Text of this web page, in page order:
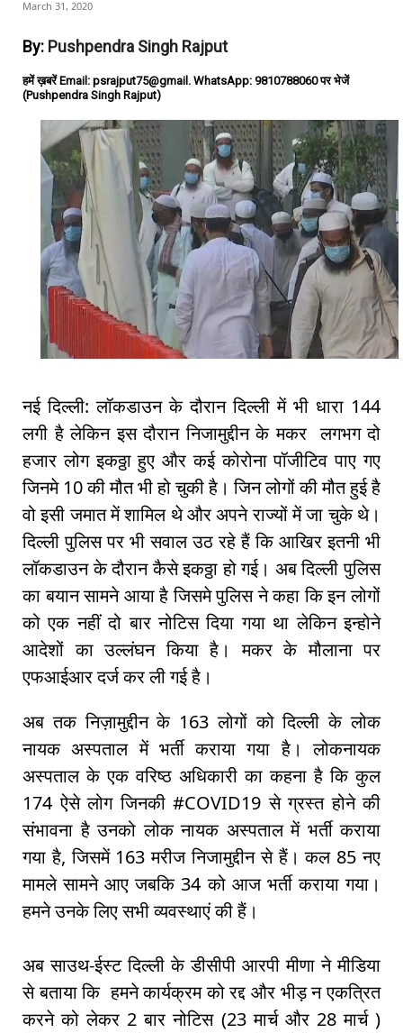
March 31, 2020
By: Pushpendra Singh Rajput
हमें ख़बरें Email: psrajput75@gmail. WhatsApp: 9810788060 पर भेजें
(Pushpendra Singh Rajput)
नई दिल्ली: लॉकडाउन के दौरान दिल्ली में भी धारा 144
लगी है लेकिन इस दौरान निजामुद्दीन के मकर लगभग दो
हजार लोग इकठ्ठा हुए और कई कोरोना पॉजीटिव पाए गए
जिनमे 10 की मौत भी हो चुकी है। जिन लोगों की मौत हुई है
वो इसी जमात में शामिल थे और अपने राज्यों में जा चुके थे।
दिल्ली पुलिस पर भी सवाल उठ रहे हैं कि आखिर इतनी भी
लॉकडाउन के दौरान कैसे इकठ्ठा हो गई। अब दिल्ली पुलिस
का बयान सामने आया है जिसमे पुलिस ने कहा कि इन लोगों
को एक नहीं दो बार नोटिस दिया गया था लेकिन इन्होने
आदेशों का उल्लंघन किया है। मकर के मौलाना पर
एफआईआर दर्ज कर ली गई है।
अब तक निज़ामुद्दीन के 163 लोगों को दिल्ली के लोक
नायक अस्पताल में भर्ती कराया गया है। लोकनायक
अस्पताल के एक वरिष्ठ अधिकारी का कहना है कि कुल
174 ऐसे लोग जिनकी #COVID19 से ग्रस्त होने की
संभावना है उनको लोक नायक अस्पताल में भर्ती कराया
गया है, जिसमें 163 मरीज निजामुद्दीन से हैं। कल 85 नए
मामले सामने आए जबकि 34 को आज भर्ती कराया गया।
हमने उनके लिए सभी व्यवस्थाएं की हैं।
अब साउथ-ईस्ट दिल्ली के डीसीपी आरपी मीणा ने मीडिया
से बताया कि हमने कार्यक्रम को रद्द और भीड़ न एकत्रित
करने को लेकर 2 बार नोटिस (23 मार्च और 28 मार्च )